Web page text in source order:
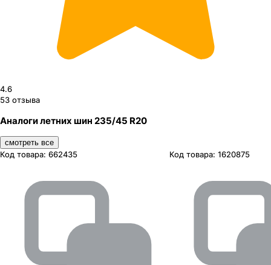
4.6
53 отзыва
Аналоги летних шин 235/45 R20
смотреть все
Код товара: 662435 Код товара: 1620875